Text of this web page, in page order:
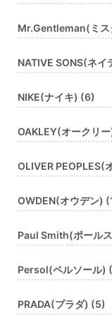
Mr.Gentleman(ミス
NATIVE SONS(ネイ
NIKE(ナイキ) (6)
OAKLEY(オークリ
OLIVER PEOPLES(
OWDEN(オウデン)
Paul Smith(ポール
Persol(ペルソール)
PRADA(プラダ) (5)